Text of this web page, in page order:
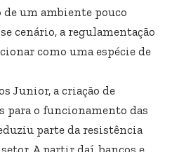
um ambiente pouco
cenário, a regulamentação
como uma espécie de
Junior, a criação de
para o funcionamento das
parte da resistência
A partir daí, bancos e